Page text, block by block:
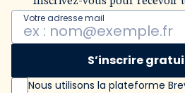
Votre adresse mail
S’inscrire
Nous utilisons la plateforme